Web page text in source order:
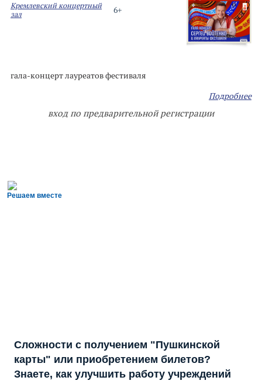
6+
Кремлевский концертный
зал
гала-концерт лауреатов фестиваля
Подробнее
вход по предварительной регистрации
Решаем вместе
Сложности с получением "Пушкинской
карты" или приобретением билетов?
Знаете, как улучшить работу учреждений